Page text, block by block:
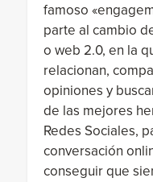
famoso
parte al cambio
o web 2.0, en la
relacionan,
opiniones y
de las mejores
Redes Sociales,
conversación
conseguir que